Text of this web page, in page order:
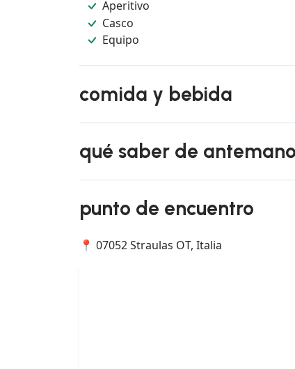
Aperitivo
Casco
Equipo
comida y bebida
qué saber de antemano
punto de encuentro
📍 07052 Straulas OT, Italia